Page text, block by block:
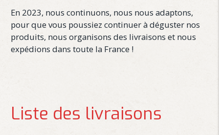
En 2023, nous continuons, nous nous adaptons,
pour que vous poussiez continuer à déguster nos
produits, nous organisons des livraisons et nous
expédions dans toute la France !
Liste des livraisons